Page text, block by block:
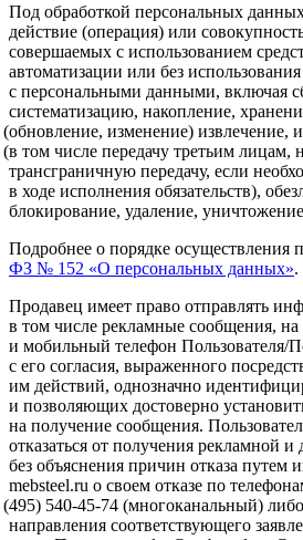
Под обработкой персональных
действие (операция) или
совершаемых с использованием
автоматизации или без использования
с персональными данными, включая
систематизацию, накопление,
(обновление, изменение) извлечение,
(в том числе передачу третьим лицам,
трансграничную передачу, если
в ходе исполнения обязательств),
блокирование, удаление,
Подробнее о порядке осуществления
ФЗ № 152 «О персональных данных».
Продавец имеет право отправлять
в том числе рекламные сообщения,
и мобильный телефон Пользователя/
с его согласия, выраженного
им действий, однозначно
и позволяющих достоверно
на получение сообщения.
отказаться от получения рекламной
без объяснения причин отказа путем
mebsteel.ru о своем отказе по
(495) 540-45-74 (многоканальный)
направления соответствующего